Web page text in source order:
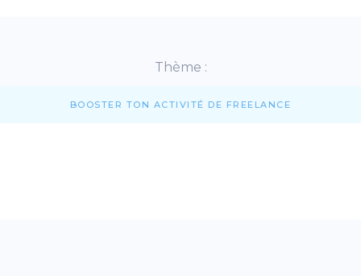
Thème :
BOOSTER TON ACTIVITÉ DE FREELANCE